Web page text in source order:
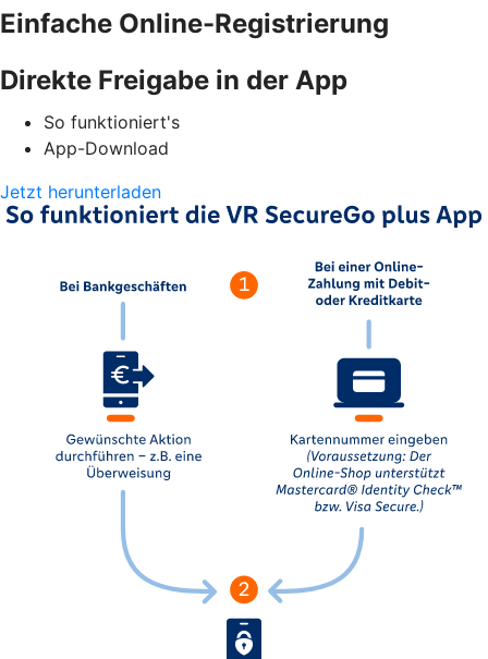
Einfache Online-Registrierung
Direkte Freigabe in der App
So funktioniert's
App-Download
Jetzt herunterladen